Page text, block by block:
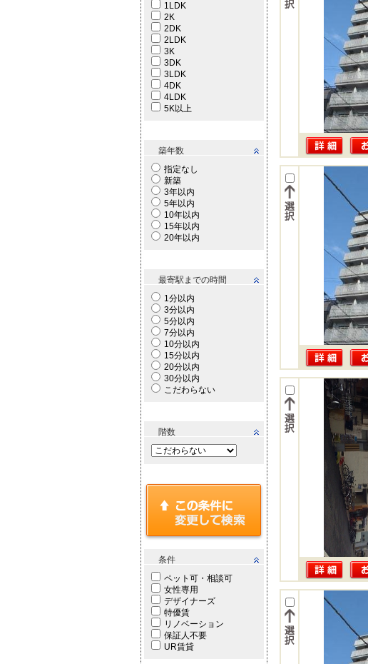
1LDK
2K
2DK
2LDK
3K
3DK
3LDK
4DK
4LDK
5K以上
築年数
指定なし
新築
3年以内
5年以内
10年以内
15年以内
20年以内
最寄駅までの時間
1分以内
3分以内
5分以内
7分以内
10分以内
15分以内
20分以内
30分以内
こだわらない
階数
条件
ペット可・相談可
女性専用
デザイナーズ
特優賃
リノベーション
保証人不要
UR賃貸